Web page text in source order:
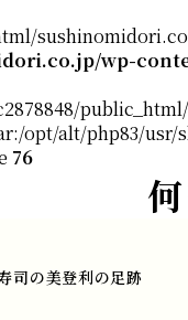
wp-
opt/alt/php83/
76
司の美登利の足跡